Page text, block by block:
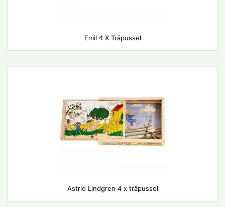
Emil 4 X Träpussel
Astrid Lindgren 4 x träpussel